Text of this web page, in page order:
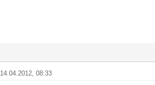
14.04.2012, 08:33